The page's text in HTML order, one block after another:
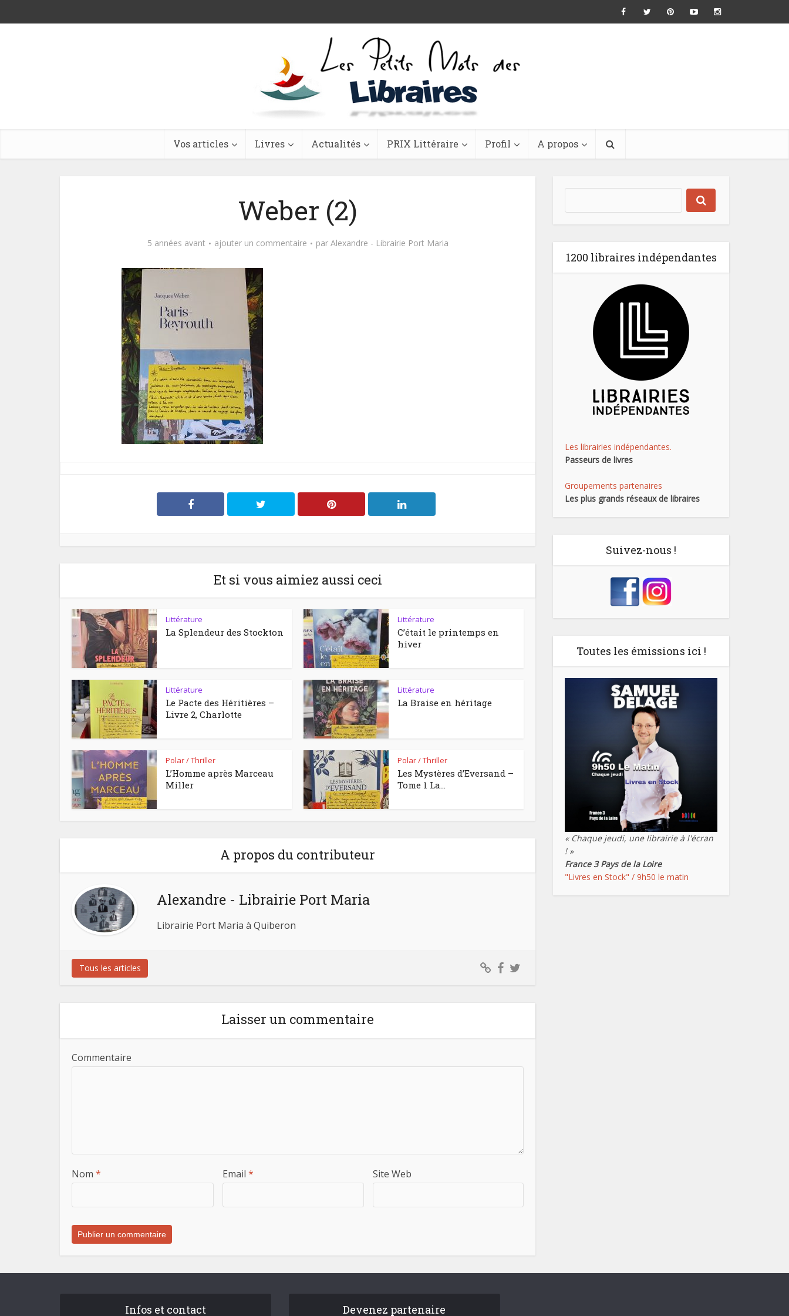
Vos articles Livres Actualités PRIX Littéraire Profil A propos
Weber (2)
5 années avant ajouter un commentaire par Alexandre - Librairie Port Maria
Et si vous aimiez aussi ceci
Littérature
La Splendeur des Stockton
Littérature
C’était le printemps en
hiver
Littérature
Le Pacte des Héritières –
Livre 2, Charlotte
Littérature
La Braise en héritage
Polar / Thriller
L’Homme après Marceau
Miller
Polar / Thriller
Les Mystères d’Eversand –
Tome 1 La...
A propos du contributeur
Alexandre - Librairie Port Maria
Librairie Port Maria à Quiberon
Tous les articles
Laisser un commentaire
Commentaire
Nom * Email * Site Web
1200 libraires indépendantes
Les librairies indépendantes.
Passeurs de livres
Groupements partenaires
Les plus grands réseaux de libraires
Suivez-nous !
Toutes les émissions ici !
« Chaque jeudi, une librairie à l'écran
! »
France 3 Pays de la Loire
"Livres en Stock" / 9h50 le matin
Infos et contact Devenez partenaire